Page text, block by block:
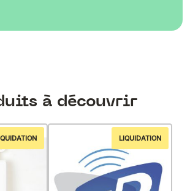
à découvrir
LIQUIDATION